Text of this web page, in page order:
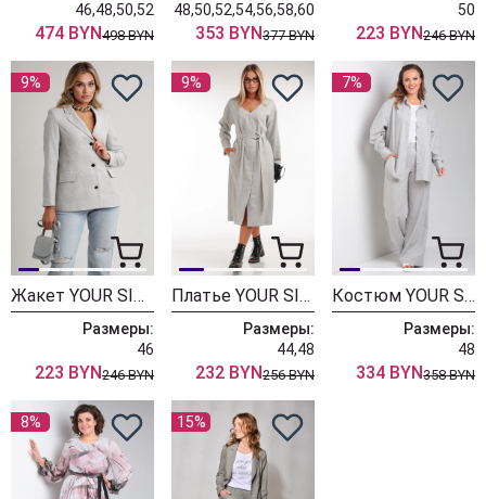
46,48,50,52
474 BYN498 BYN
48,50,52,54,56,58,60
353 BYN377 BYN
50
223 BYN246 BYN
9%
Жакет YOUR SIZE 2234
Размеры:
46
223 BYN246 BYN
9%
Платье YOUR SIZE 2233 светло-серый
Размеры:
44,48
232 BYN256 BYN
7%
Костюм YOUR SIZE 2231 светло-серый
Размеры:
48
334 BYN358 BYN
8% 15%